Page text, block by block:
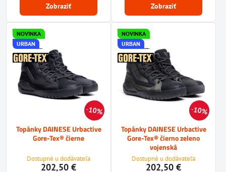
Zobraziť Zobraziť
10%
NOVINKA
URBAN
Topánky DAINESE Urbactive
Gore-Tex® čierne
Dostupné u dodávateľa
202,50 €
10%
NOVINKA
URBAN
Topánky DAINESE Urbactive
Gore-Tex® čierno zeleno
vojenská
Dostupné u dodávateľa
202,50 €